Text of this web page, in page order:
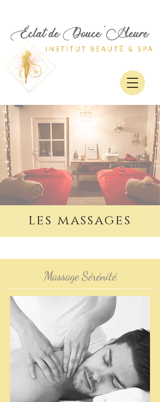
les massages
Massage Sérénité